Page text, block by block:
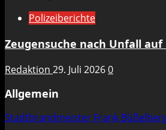
Polizeiberichte
Zeugensuche nach Unfall
Redaktion 29. Juli 20260
Allgemein
Stadtbrandmeister Frank